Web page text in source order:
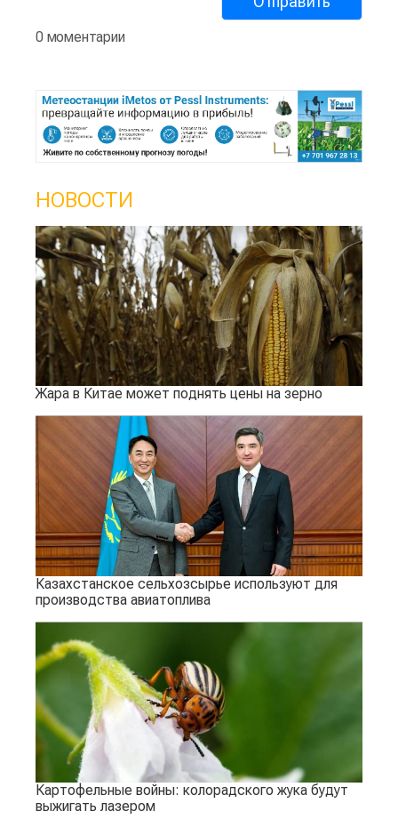
0 моментарии
НОВОСТИ
Жара в Китае может поднять цены на зерно
Казахстанское сельхозсырье используют для
производства авиатоплива
Картофельные войны: колорадского жука будут
выжигать лазером